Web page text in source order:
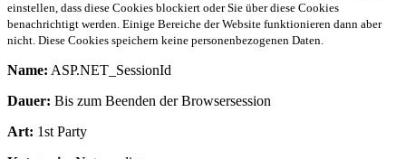
einstellen, dass diese Cookies blockiert oder Sie über diese Cookies
benachrichtigt werden. Einige Bereiche der Website funktionieren dann aber
nicht. Diese Cookies speichern keine personenbezogenen Daten.
Name: ASP.NET_SessionId
Dauer: Bis zum Beenden der Browsersession
Art: 1st Party